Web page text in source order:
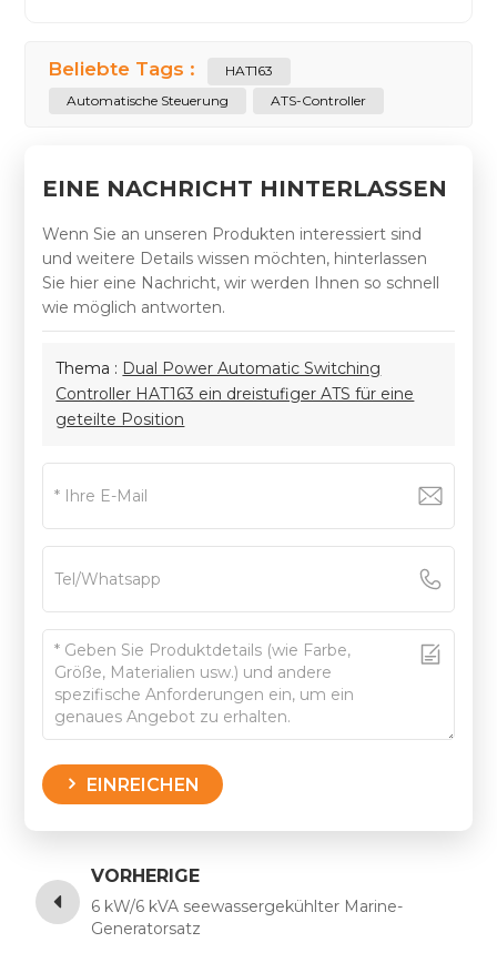
Beliebte Tags :
HAT163
Automatische Steuerung
ATS-Controller
EINE NACHRICHT HINTERLASSEN
Wenn Sie an unseren Produkten interessiert sind
und weitere Details wissen möchten, hinterlassen
Sie hier eine Nachricht, wir werden Ihnen so schnell
wie möglich antworten.
Thema : Dual Power Automatic Switching
Controller HAT163 ein dreistufiger ATS für eine
geteilte Position
EINREICHEN
VORHERIGE
6 kW/6 kVA seewassergekühlter Marine-
Generatorsatz